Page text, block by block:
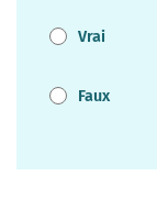
Vrai
Faux